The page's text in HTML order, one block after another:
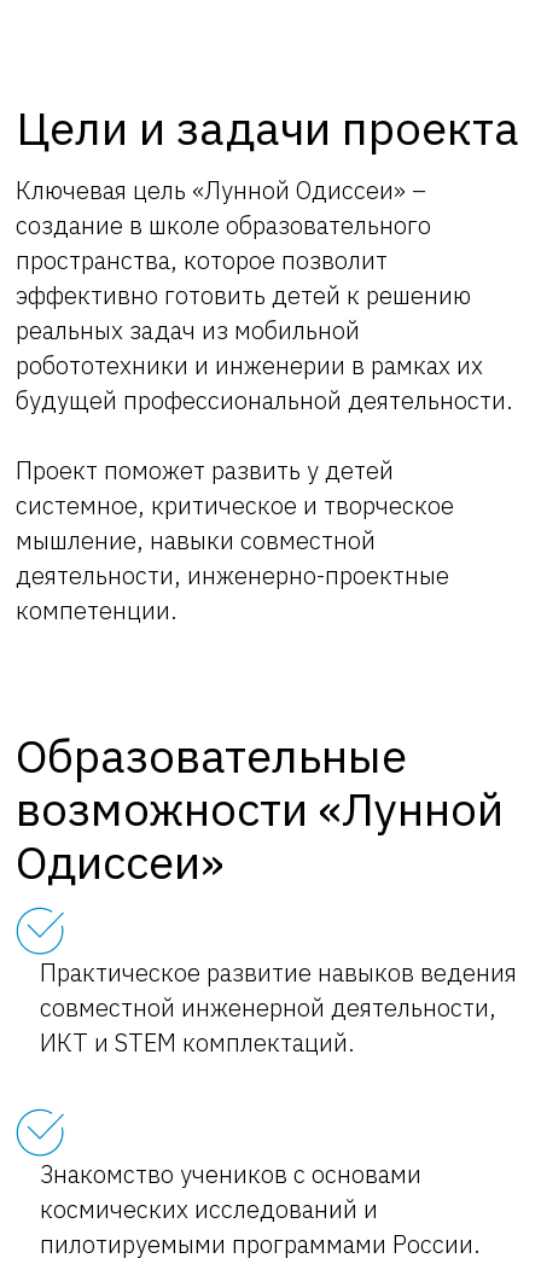
Цели и задачи проекта
Ключевая цель «Лунной Одиссеи» –
создание в школе образовательного
пространства, которое позволит
эффективно готовить детей к решению
реальных задач из мобильной
робототехники и инженерии в рамках их
будущей профессиональной деятельности.
Проект поможет развить у детей
системное, критическое и творческое
мышление, навыки совместной
деятельности, инженерно-проектные
компетенции.
Образовательные
возможности «Лунной
Одиссеи»
Практическое развитие навыков ведения
совместной инженерной деятельности,
ИКТ и STEM комплектаций.
Знакомство учеников с основами
космических исследований и
пилотируемыми программами России.